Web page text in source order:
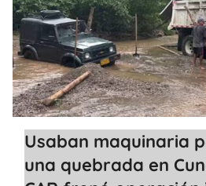
Usaban maquinaria
una quebrada en